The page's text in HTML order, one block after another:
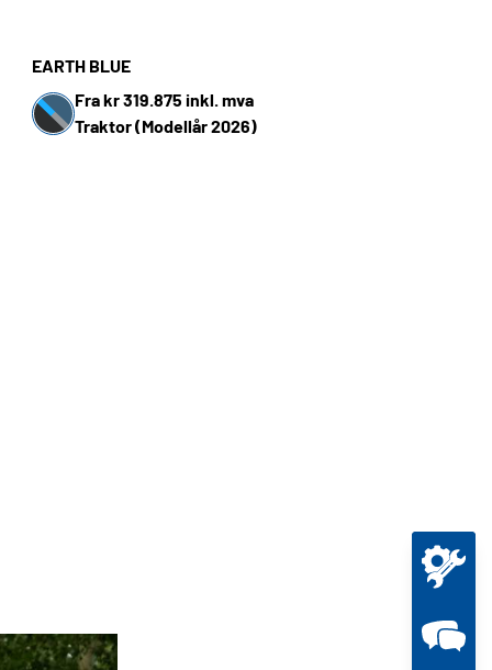
EARTH BLUE
Fra kr 319.875 inkl. mva
Traktor (Modellår 2026)